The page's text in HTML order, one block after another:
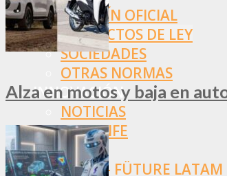
BOLETÍN OFICIAL
PROYECTOS DE LEY
SOCIEDADES
OTRAS NORMAS
INNOVACIÓN
NOTICIAS
LA CONFE
ITC
INESE – FÜTURE LATAM
Alza en motos y baja en